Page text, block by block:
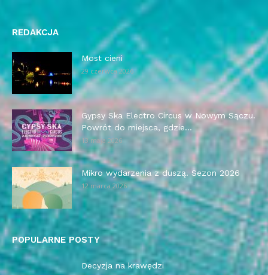
REDAKCJA
Most cieni
29 czerwca 2026
Gypsy Ska Electro Circus w Nowym Sączu.
Powrót do miejsca, gdzie...
13 maja 2026
Mikro wydarzenia z duszą. Sezon 2026
12 marca 2026
POPULARNE POSTY
Decyzja na krawędzi